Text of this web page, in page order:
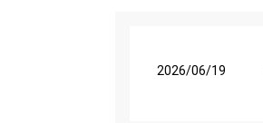
2026/06/19